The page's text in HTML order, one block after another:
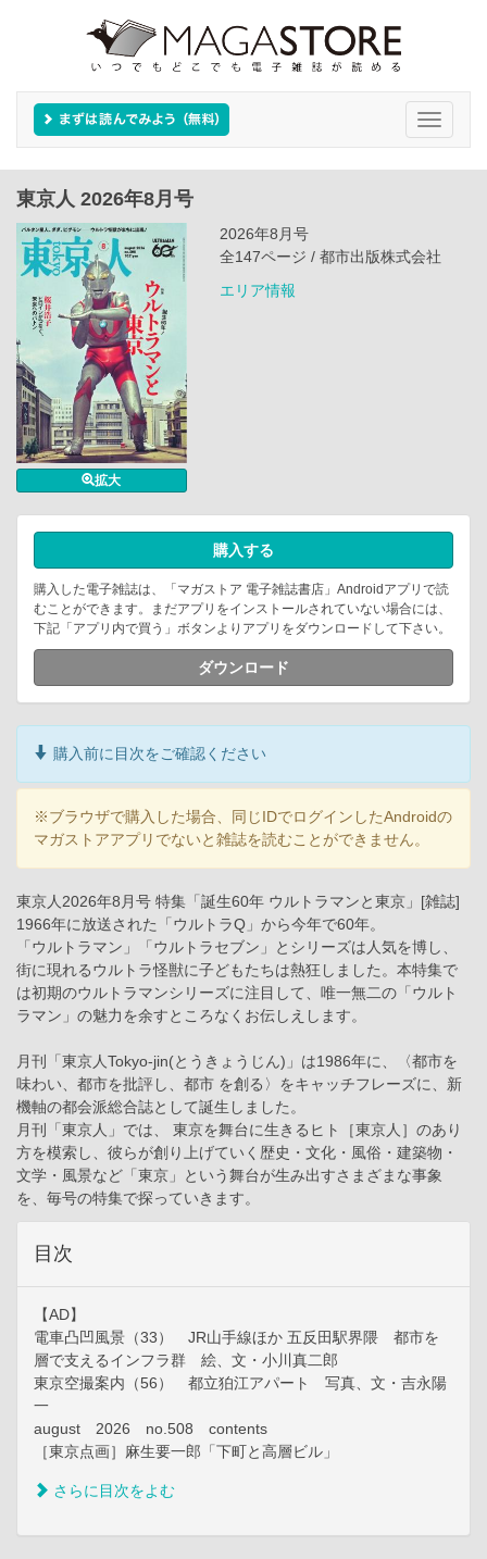
Toggle
東京人 2026年8月号
拡大
2026年8月号
全147ページ / 都市出版株式会社
エリア情報
購入する
購入した電子雑誌は、「マガストア 電子雑誌書店」Androidアプリで読
むことができます。まだアプリをインストールされていない場合には、
下記「アプリ内で買う」ボタンよりアプリをダウンロードして下さい。
ダウンロード
購入前に目次をご確認ください
※ブラウザで購入した場合、同じIDでログインしたAndroidの
マガストアアプリでないと雑誌を読むことができません。
東京人2026年8月号 特集「誕生60年 ウルトラマンと東京」[雑誌]
1966年に放送された「ウルトラQ」から今年で60年。
「ウルトラマン」「ウルトラセブン」とシリーズは人気を博し、
街に現れるウルトラ怪獣に子どもたちは熱狂しました。本特集で
は初期のウルトラマンシリーズに注目して、唯一無二の「ウルト
ラマン」の魅力を余すところなくお伝しえします。
月刊「東京人Tokyo-jin(とうきょうじん)」は1986年に、〈都市を
味わい、都市を批評し、都市 を創る〉をキャッチフレーズに、新
機軸の都会派総合誌として誕生しました。
月刊「東京人」では、 東京を舞台に生きるヒト［東京人］のあり
方を模索し、彼らが創り上げていく歴史・文化・風俗・建築物・
文学・風景など「東京」という舞台が生み出すさまざまな事象
を、毎号の特集で探っていきます。
目次
【AD】
電車凸凹風景（33） JR山手線ほか 五反田駅界隈 都市を
層で支えるインフラ群 絵、文・小川真二郎
東京空撮案内（56） 都立狛江アパート 写真、文・吉永陽
一
august 2026 no.508 contents
［東京点画］麻生要一郎「下町と高層ビル」
さらに目次をよむ